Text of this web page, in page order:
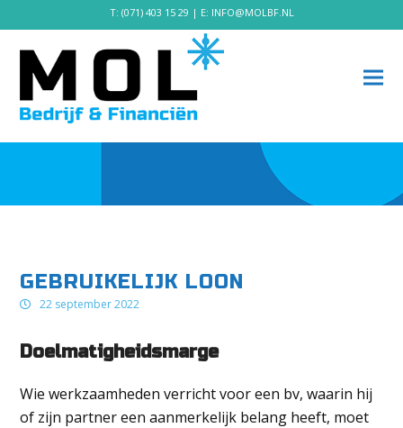
T: (071) 403 15 29 | E: INFO@MOLBF.NL
GEBRUIKELIJK LOON
22 september 2022
Doelmatigheidsmarge
Wie werkzaamheden verricht voor een bv, waarin hij
of zijn partner een aanmerkelijk belang heeft, moet